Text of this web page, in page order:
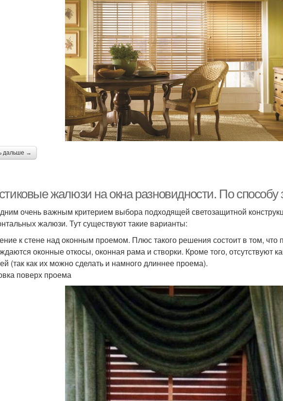
дальше →
жалюзи на окна разновидности. По способу
очень важным критерием выбора подходящей светозащитной
жалюзи. Тут существуют такие варианты:
к стене над оконным проемом. Плюс такого решения состоит в том, что
оконные откосы, оконная рама и створки. Кроме того, отсутствуют
(так как их можно сделать и намного длиннее проема).
поверх проема